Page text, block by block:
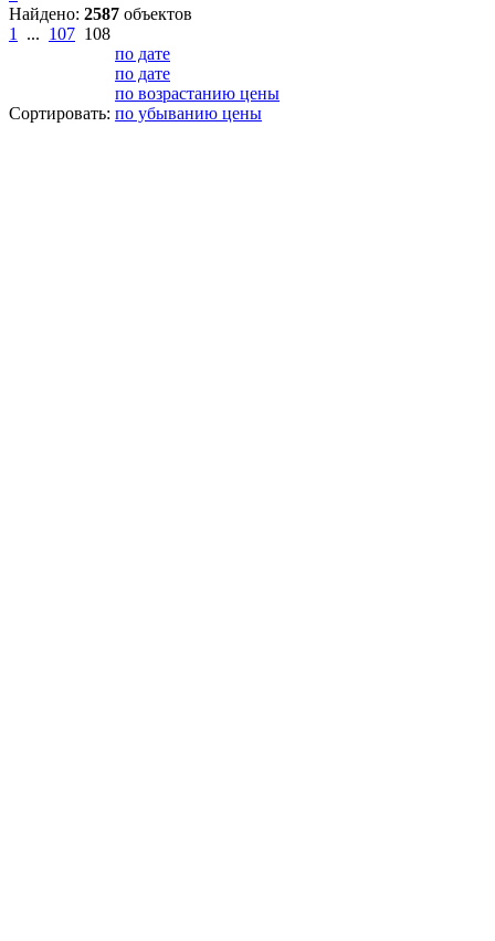
Найдено: 2587 объектов
1
... 107 108
Сортировать:
по дате
по дате
по возрастанию цены
по убыванию цены